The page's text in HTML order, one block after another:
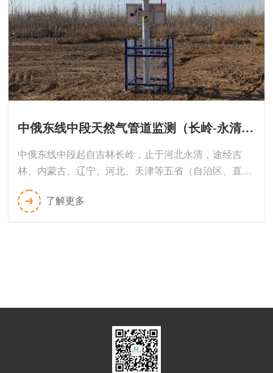
中俄东线中段天然气管道监测（长岭-永清段）
中俄东线中段起自吉林长岭，止于河北永清，途经吉
林、内蒙古、辽宁、河北、天津等五省（自治区、直辖
市）30个县（市、区），新建管道 线路总长1110公里，
管径1422mm，设计输量380×108Nm3/a。设计压力
12MPa，全线跨越地形复杂，平原、山地、黏土带、沙
了解更多